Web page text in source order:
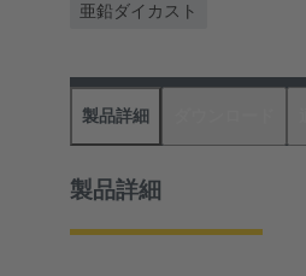
亜鉛ダイカスト
製品詳細
製品詳細